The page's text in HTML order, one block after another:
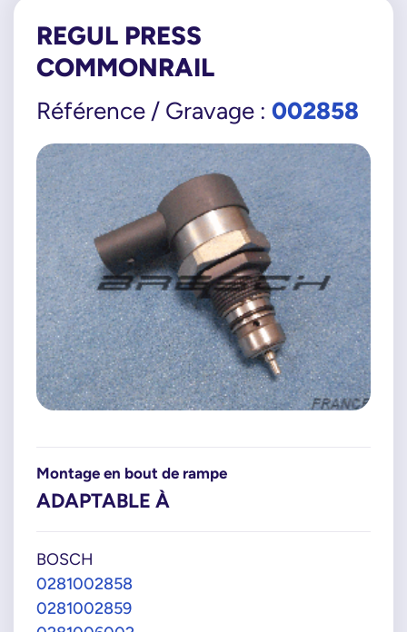
REGUL PRESS
COMMONRAIL
Référence / Gravage : 002858
Montage en bout de rampe
ADAPTABLE À
BOSCH
0281002858
0281002859